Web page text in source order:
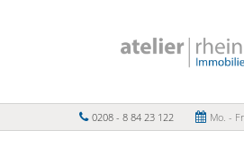
0208 - 8 84 23 122 Mo. -